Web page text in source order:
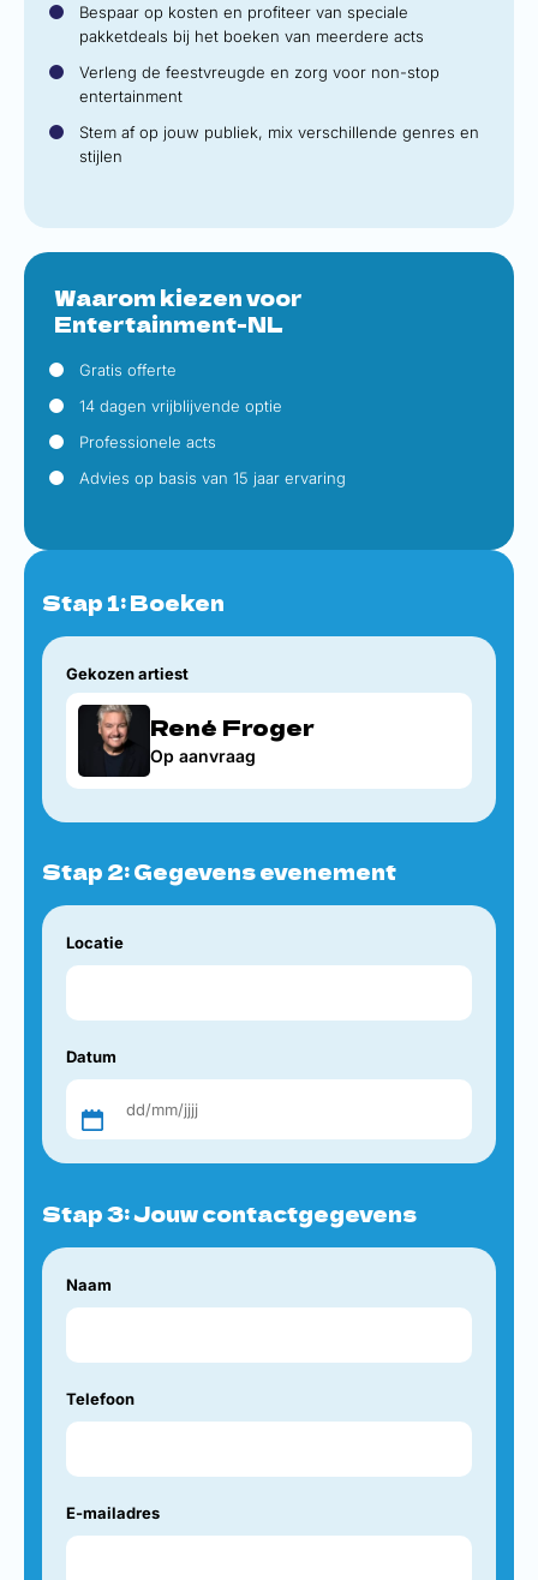
Bespaar op kosten en profiteer van speciale
pakketdeals bij het boeken van meerdere acts
Verleng de feestvreugde en zorg voor non-stop
entertainment
Stem af op jouw publiek, mix verschillende genres en
stijlen
Waarom kiezen voor
Entertainment-NL
Gratis offerte
14 dagen vrijblijvende optie
Professionele acts
Advies op basis van 15 jaar ervaring
Stap 1: Boeken
Gekozen artiest
René Froger
Op aanvraag
Stap 2: Gegevens evenement
Locatie
Datum
Stap 3: Jouw contactgegevens
Naam
Telefoon
E-mailadres